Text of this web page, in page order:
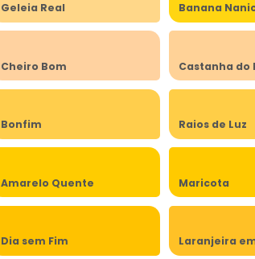
Geleia Real Banana
Cheiro Bom Castanha do
Bonfim Raios de Luz
Amarelo Quente Maricota
Dia sem Fim Laranjeira